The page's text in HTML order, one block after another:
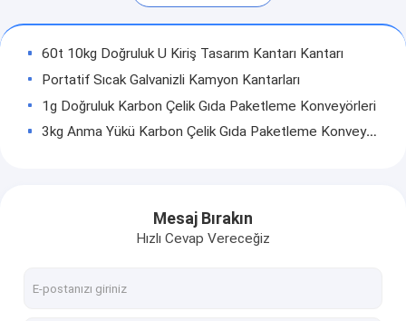
Kablosuz Yük Hücresi
Dijital Ağırlık Göstergesi
60t 10kg Doğruluk U Kiriş Tasarım Kantarı Kantarı
Portatif Sıcak Galvanizli Kamyon Kantarları
1g Doğruluk Karbon Çelik Gıda Paketleme Konveyörleri
3kg Anma Yükü Karbon Çelik Gıda Paketleme Konveyörleri
Q235 Çelik 3×24m 200 Tonluk Kamyon Kantarları
1.5t 2t 3t Karbon Çelik El Transpalet Kantarları
U Tipi 1.5 Tonluk El Transpalet Kantarları
Mesaj Bırakın
Hızlı Cevap Vereceğiz